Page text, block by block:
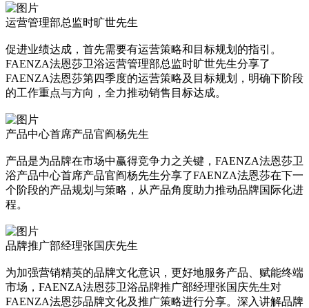
运营管理部总监时旷世先生
促进业绩达成，首先需要有运营策略和目标规划的指引。
FAENZA法恩莎卫浴运营管理部总监时旷世先生分享了
FAENZA法恩莎第四季度的运营策略及目标规划，明确下阶段
的工作重点与方向，全力推动销售目标达成。
产品中心首席产品官阎杨先生
产品是为品牌在市场中赢得竞争力之关键，FAENZA法恩莎卫
浴产品中心首席产品官阎杨先生分享了FAENZA法恩莎在下一
个阶段的产品规划与策略，从产品角度助力推动品牌国际化进
程。
品牌推广部经理张国庆先生
为加强营销精英的品牌文化意识，更好地服务产品、赋能终端
市场，FAENZA法恩莎卫浴品牌推广部经理张国庆先生对
FAENZA法恩莎品牌文化及推广策略进行分享。深入讲解品牌